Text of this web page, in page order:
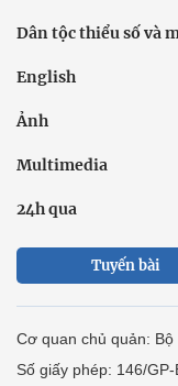
Dân tộc thiểu số và
English
Ảnh
Multimedia
24h qua
Tuyến bài
Cơ quan chủ quản:
Số giấy phép: 146/